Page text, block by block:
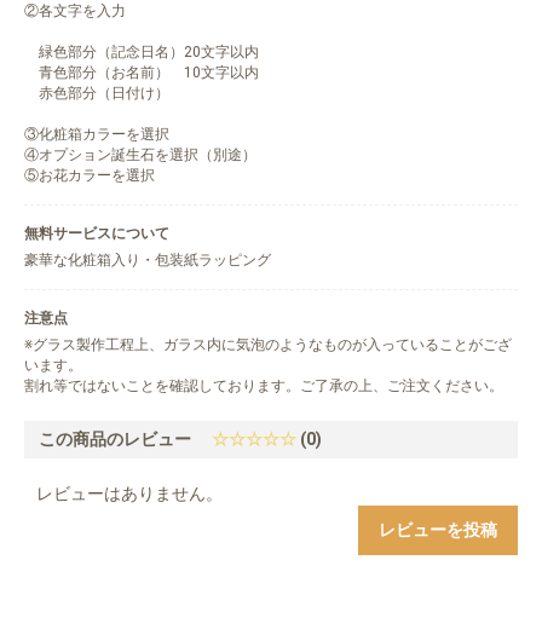
②各文字を入力
緑色部分（記念日名）20文字以内
青色部分（お名前） 10文字以内
赤色部分（日付け）
③化粧箱カラーを選択
④オプション誕生石を選択（別途）
⑤お花カラーを選択
無料サービスについて
豪華な化粧箱入り・包装紙ラッピング
注意点
※グラス製作工程上、ガラス内に気泡のようなものが入っていることがござ
います。
割れ等ではないことを確認しております。ご了承の上、ご注文ください。
この商品のレビュー ☆☆☆☆☆ (0)
レビューはありません。
レビューを投稿